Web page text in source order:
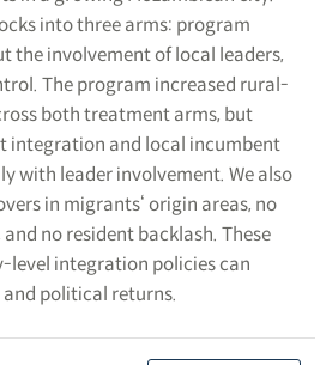
into three arms: program
the involvement of local leaders,
The program increased rural-
both treatment arms, but
integration and local incumbent
with leader involvement. We also
in migrants‘ origin areas, no
no resident backlash. These
level integration policies can
political returns.